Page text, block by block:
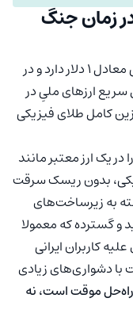
زمان جنگ
تتر به‌عنوان یک استیبل کوین، قیمت ثابتی معادل ۱ دلار دارد و در
سریع ارزهای ملیِ در
کامل طلای فیزیکی
یک ارز معتبر مانند
بدون ریسک سرقت
به زیرساخت‌های
و گسترده که معمولا
کاربران ایرانی
دشواری‌های زیادی
موقت است، نه